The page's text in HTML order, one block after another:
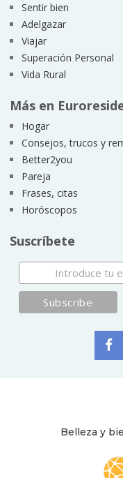
Sentir bien
Adelgazar
Viajar
Superación Personal
Vida Rural
Más en
Hogar
Consejos, trucos y
Better2you
Pareja
Frases, citas
Horóscopos
Suscríbete
Belleza y